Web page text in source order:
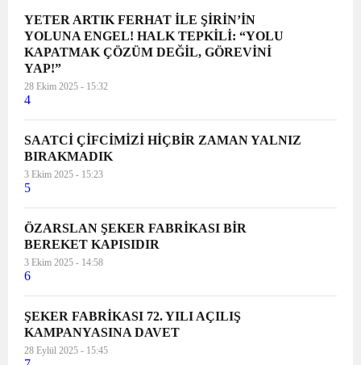
YETER ARTIK FERHAT İLE ŞİRİN’İN
YOLUNA ENGEL! HALK TEPKİLİ: “YOLU
KAPATMAK ÇÖZÜM DEĞİL, GÖREVİNİ
YAP!”
28 Ekim 2025 - 15:32
4
SAATCİ ÇİFCİMİZİ HİÇBİR ZAMAN YALNIZ
BIRAKMADIK
3 Ekim 2025 - 15:23
5
ÖZARSLAN ŞEKER FABRİKASI BİR
BEREKET KAPISIDIR
3 Ekim 2025 - 14:58
6
ŞEKER FABRİKASI 72. YILI AÇILIŞ
KAMPANYASINA DAVET
28 Eylül 2025 - 15:45